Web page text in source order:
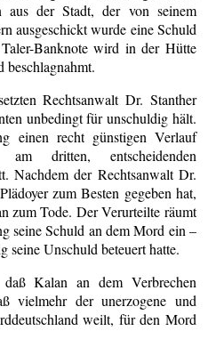
aus der Stadt, der von seinem
ausgeschickt wurde eine Schuld
Banknote wird in der Hütte
beschlagnahmt.
Rechtsanwalt Dr. Stanther
unbedingt für unschuldig hält.
einen recht günstigen Verlauf
dritten, entscheidenden
Nachdem der Rechtsanwalt Dr.
zum Besten gegeben hat,
zum Tode. Der Verurteilte räumt
seine Schuld an dem Mord ein –
seine Unschuld beteuert hatte.
Kalan an dem Verbrechen
vielmehr der unerzogene und
weilt, für den Mord